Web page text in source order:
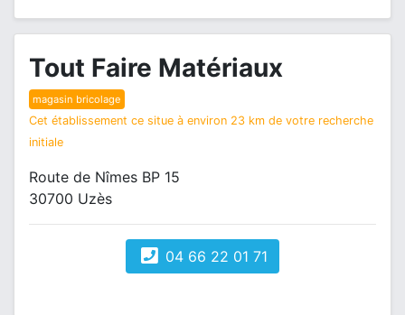
Tout Faire Matériaux
magasin bricolage
Cet établissement ce situe à environ 23 km de votre recherche
initiale
Route de Nîmes BP 15
30700 Uzès
04 66 22 01 71